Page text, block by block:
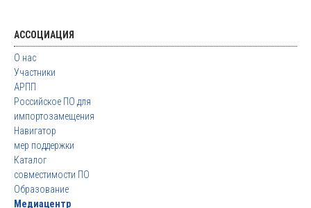
АССОЦИАЦИЯ
О нас
Участники
АРПП
Российское ПО для
импортозамещения
Навигатор
мер поддержки
Каталог
совместимости ПО
Образование
Медиацентр